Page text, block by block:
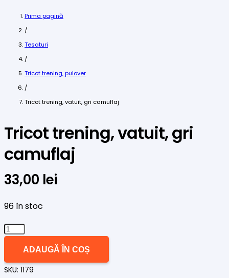
Prima pagină
/
Tesaturi
/
Tricot trening, pulover
/
Tricot trening, vatuit, gri camuflaj
Tricot trening, vatuit, gri
camuflaj
33,00 lei
96 în stoc
Cantitate
vatuit,
ADAUGĂ ÎN COȘ
SKU: 1179